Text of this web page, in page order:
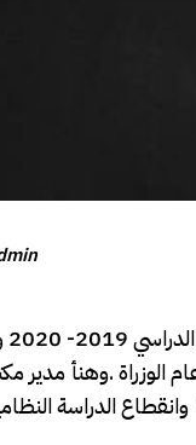
.وهنأ مدير
الدراسة